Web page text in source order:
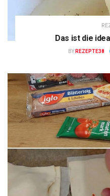
Das ist die
BY REZEPTE38